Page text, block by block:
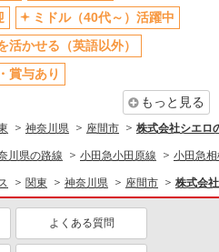
客サービス
ミドル（40代～）活躍中
ボーナス・賞与あり
車通勤OK
ミドル（40代～）活躍中
活かせる（英語以外）
賞与あり
もっと見る
神奈川県 座間市 株式会社シエロ
川県の路線 小田急小田原線 小田急
関東 神奈川県 座間市 株式会
よくある質問